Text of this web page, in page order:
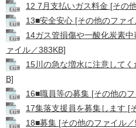
12 7月支払いガス料金 [その
13■安全安心 [その他のファ
14ガス管損傷や一酸化炭素
ァイル／383KB]
15川の急な増水に注意して
B]
16■職員等の募集 [その他の
17集落支援員を募集します [
18■募集 [その他のファイル／